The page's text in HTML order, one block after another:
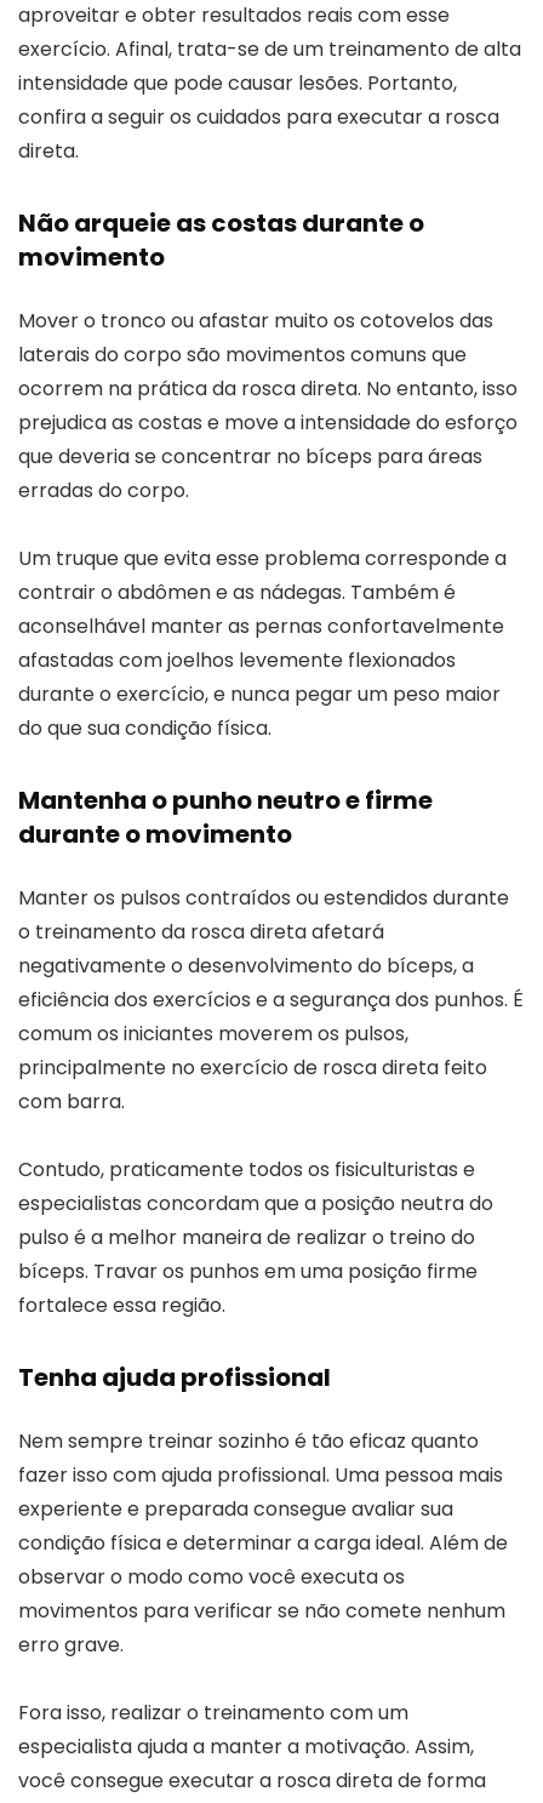
aproveitar e obter resultados reais com esse
exercício. Afinal, trata-se de um treinamento de alta
intensidade que pode causar lesões. Portanto,
confira a seguir os cuidados para executar a rosca
direta.
Não arqueie as costas durante o
movimento
Mover o tronco ou afastar muito os cotovelos das
laterais do corpo são movimentos comuns que
ocorrem na prática da rosca direta. No entanto, isso
prejudica as costas e move a intensidade do esforço
que deveria se concentrar no bíceps para áreas
erradas do corpo.
Um truque que evita esse problema corresponde a
contrair o abdômen e as nádegas. Também é
aconselhável manter as pernas confortavelmente
afastadas com joelhos levemente flexionados
durante o exercício, e nunca pegar um peso maior
do que sua condição física.
Mantenha o punho neutro e firme
durante o movimento
Manter os pulsos contraídos ou estendidos durante
o treinamento da rosca direta afetará
negativamente o desenvolvimento do bíceps, a
eficiência dos exercícios e a segurança dos punhos. É
comum os iniciantes moverem os pulsos,
principalmente no exercício de rosca direta feito
com barra.
Contudo, praticamente todos os fisiculturistas e
especialistas concordam que a posição neutra do
pulso é a melhor maneira de realizar o treino do
bíceps. Travar os punhos em uma posição firme
fortalece essa região.
Tenha ajuda profissional
Nem sempre treinar sozinho é tão eficaz quanto
fazer isso com ajuda profissional. Uma pessoa mais
experiente e preparada consegue avaliar sua
condição física e determinar a carga ideal. Além de
observar o modo como você executa os
movimentos para verificar se não comete nenhum
erro grave.
Fora isso, realizar o treinamento com um
especialista ajuda a manter a motivação. Assim,
você consegue executar a rosca direta de forma